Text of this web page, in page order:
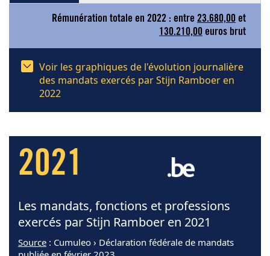
Rémunération totale en 2022 : entre 23.680,00 et
130.210,00 euros brut
Voir les graphiques de l'évolution journalière
des mandats exercés par Stijn Ramboer en
2022
2021
Les mandats, fonctions et professions
exercés par Stijn Ramboer en 2021
Source : Cumuleo › Déclaration fédérale de mandats